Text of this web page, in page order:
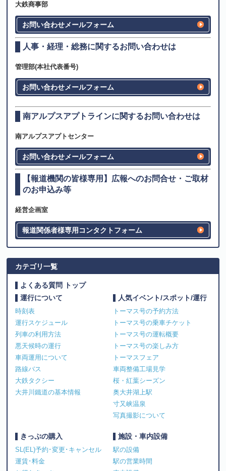
大鉄商事部
お問い合わせメールフォーム
人事・経理・総務に関するお問い合わせは
管理部(本社代表番号)
お問い合わせメールフォーム
南アルプスアプトラインに関するお問い合わせは
南アルプスアプトセンター
お問い合わせメールフォーム
【報道機関の皆様専用】広報へのお問合せ・ご取材
のお申込み等
経営企画室
報道関係者様専用コンタクトフォーム
カテゴリ一覧
よくある質問 トップ
運行について
時刻表
運行スケジュール
列車の利用方法
悪天候時の運行
車両運用について
路線バス
大鉄タクシー
大井川鐵道の基本情報
人気イベント/スポット/運行
トーマス号の予約方法
トーマス号の乗車チケット
トーマス号の運転概要
トーマス号の楽しみ方
トーマスフェア
車両整備工場見学
桜・紅葉シーズン
奥大井湖上駅
寸又峡温泉
写真撮影について
きっぷの購入
SL(EL)予約･変更･キャンセル
運賃･料金
施設・車内設備
駅の設備
駅の営業時間